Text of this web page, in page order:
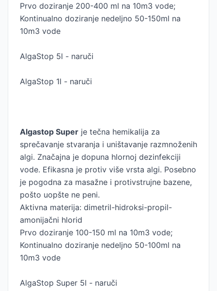
Prvo doziranje 200-400 ml na 10m3 vode;
Kontinualno doziranje nedeljno 50-150ml na
10m3 vode
AlgaStop 5l - naruči
AlgaStop 1l - naruči
Algastop Super je tečna hemikalija za
sprečavanje stvaranja i uništavanje razmnoženih
algi. Značajna je dopuna hlornoj dezinfekciji
vode. Efikasna je protiv više vrsta algi. Posebno
je pogodna za masažne i protivstrujne bazene,
pošto uopšte ne peni.
Aktivna materija: dimetril-hidroksi-propil-
amonijačni hlorid
Prvo doziranje 100-150 ml na 10m3 vode;
Kontinualno doziranje nedeljno 50-100ml na
10m3 vode
AlgaStop Super 5l - naruči